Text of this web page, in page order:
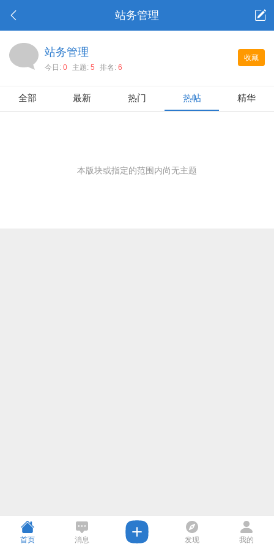
站务管理
收藏
站务管理
今日: 0 主题: 5 排名: 6
全部 最新 热门 热帖 精华
本版块或指定的范围内尚无主题
首页 消息 发现 我的